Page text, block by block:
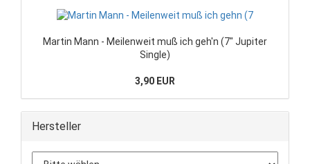
Martin Mann - Meilenweit muß ich geh'n (7" Jupiter
Single)
3,90 EUR
Hersteller